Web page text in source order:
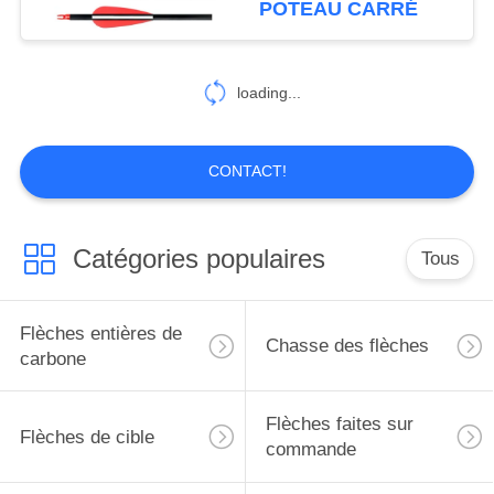
Catalogue de flèche
2
Accessoires de
flèche
27
POTEAU CARRÉ
loading...
CONTACT!
Catégories populaires Tous
Flèches entières de
carbone
Chasse des flèches
Flèches de cible
Flèches faites sur
commande